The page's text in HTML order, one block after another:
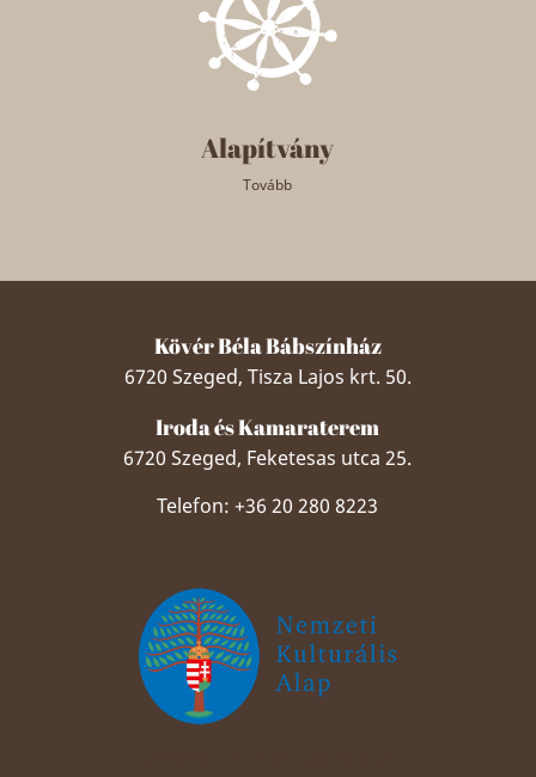
Alapítvány
Tovább
Kövér Béla Bábszínház
6720 Szeged, Tisza Lajos krt. 50.
Iroda és Kamaraterem
6720 Szeged, Feketesas utca 25.
Telefon: +36 20 280 8223